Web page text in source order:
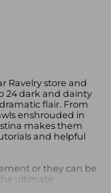
Ravelry store and
24 dark and dainty
flair. From
enshrouded in
makes them
and helpful
or they can be
ultimate